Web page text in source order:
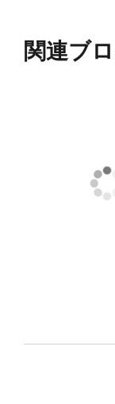
【2種類の
本製品は
庭園シリ
リラック
ンツを着
自宅でく
15cm～
関連ブ